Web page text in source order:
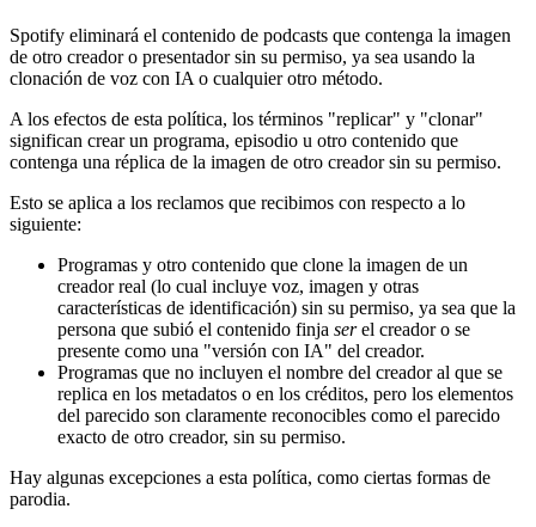
Spotify eliminará el contenido de podcasts que contenga la imagen
de otro creador o presentador sin su permiso, ya sea usando la
clonación de voz con IA o cualquier otro método.
A los efectos de esta política, los términos "replicar" y "clonar"
significan crear un programa, episodio u otro contenido que
contenga una réplica de la imagen de otro creador sin su permiso.
Esto se aplica a los reclamos que recibimos con respecto a lo
siguiente:
Programas y otro contenido que clone la imagen de un
creador real (lo cual incluye voz, imagen y otras
características de identificación) sin su permiso, ya sea que la
persona que subió el contenido finja serel creador o se
presente como una "versión con IA" del creador.
Programas que no incluyen el nombre del creador al que se
replica en los metadatos o en los créditos, pero los elementos
del parecido son claramente reconocibles como el parecido
exacto de otro creador, sin su permiso.
Hay algunas excepciones a esta política, como ciertas formas de
parodia.